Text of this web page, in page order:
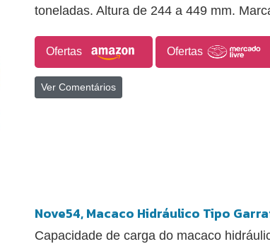
toneladas. Altura de 244 a 449 mm.
Ofertas Ofertas
Ver Comentários
Nove54, Macaco Hidráulico Tipo
Capacidade de carga do macaco